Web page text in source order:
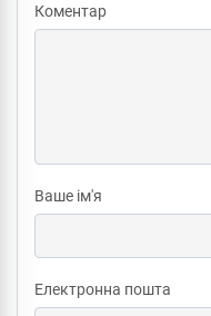
Коментар
Ваше ім'я
Електронна пошта